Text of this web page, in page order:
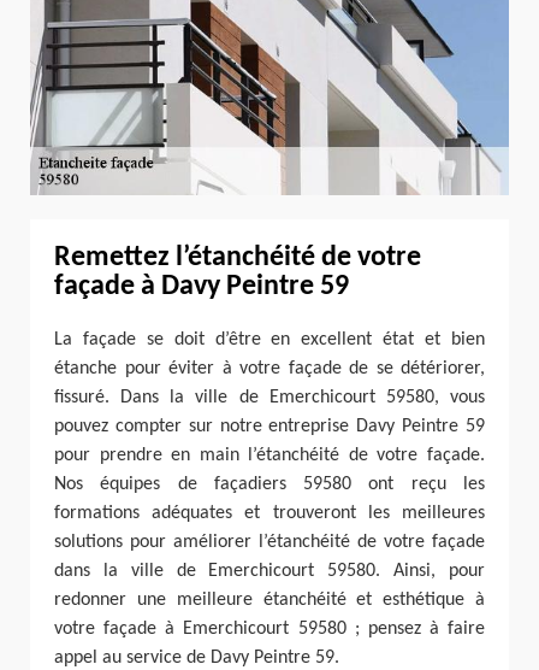
Remettez l’étanchéité de votre
façade à Davy Peintre 59
La façade se doit d’être en excellent état et bien
étanche pour éviter à votre façade de se détériorer,
fissuré. Dans la ville de Emerchicourt 59580, vous
pouvez compter sur notre entreprise Davy Peintre 59
pour prendre en main l’étanchéité de votre façade.
Nos équipes de façadiers 59580 ont reçu les
formations adéquates et trouveront les meilleures
solutions pour améliorer l’étanchéité de votre façade
dans la ville de Emerchicourt 59580. Ainsi, pour
redonner une meilleure étanchéité et esthétique à
votre façade à Emerchicourt 59580 ; pensez à faire
appel au service de Davy Peintre 59.